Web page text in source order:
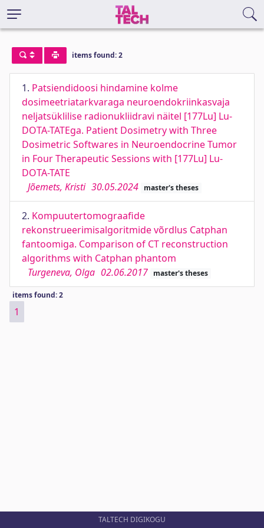
items found: 2
1. Patsiendidoosi hindamine kolme
dosimeetriatarkvaraga neuroendokriinkasvaja
neljatsüklilise radionukliidravi näitel [177Lu] Lu-
DOTA-TATEga. Patient Dosimetry with Three
Dosimetric Softwares in Neuroendocrine Tumor
in Four Therapeutic Sessions with [177Lu] Lu-
DOTA-TATE
Jõemets, Kristi 30.05.2024 master's theses
2. Kompuutertomograafide
rekonstrueerimisalgoritmide võrdlus Catphan
fantoomiga. Comparison of CT reconstruction
algorithms with Catphan phantom
Turgeneva, Olga 02.06.2017 master's theses
items found: 2
1
TALTECH DIGIKOGU